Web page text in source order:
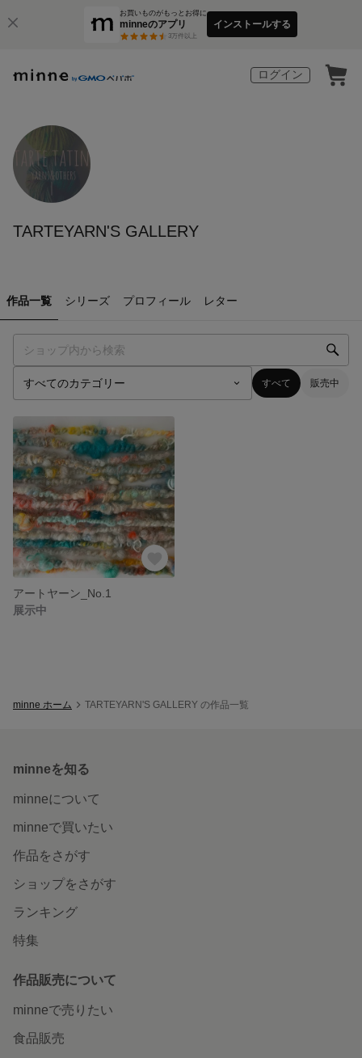
お買いものがもっとお得に
minneのアプリ
3万件以上
インストールする
ログイン
TARTEYARN'S GALLERY
作品一覧 シリーズ プロフィール レター
すべて 販売中
アートヤーン_No.1
展示中
minne ホーム TARTEYARN'S GALLERY の作品一覧
minneを知る
minneについて
minneで買いたい
作品をさがす
ショップをさがす
ランキング
特集
作品販売について
minneで売りたい
食品販売